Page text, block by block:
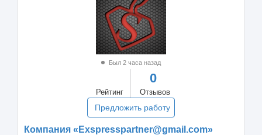
Был 2 часа назад
Рейтинг
0
Отзывов
Предложить работу
Компания «Exspresspartner@gmail.com»